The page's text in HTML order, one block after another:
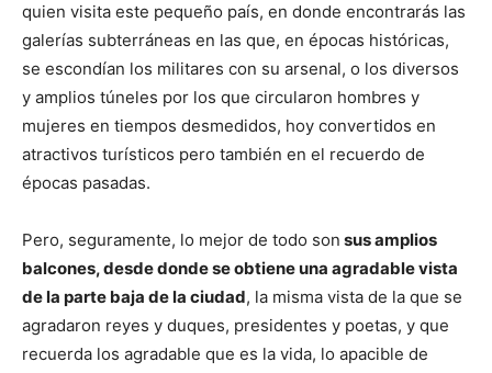
quien visita este pequeño país, en donde encontrarás las
galerías subterráneas en las que, en épocas históricas,
se escondían los militares con su arsenal, o los diversos
y amplios túneles por los que circularon hombres y
mujeres en tiempos desmedidos, hoy convertidos en
atractivos turísticos pero también en el recuerdo de
épocas pasadas.
Pero, seguramente, lo mejor de todo son sus amplios
balcones, desde donde se obtiene una agradable vista
de la parte baja de la ciudad, la misma vista de la que se
agradaron reyes y duques, presidentes y poetas, y que
recuerda los agradable que es la vida, lo apacible de